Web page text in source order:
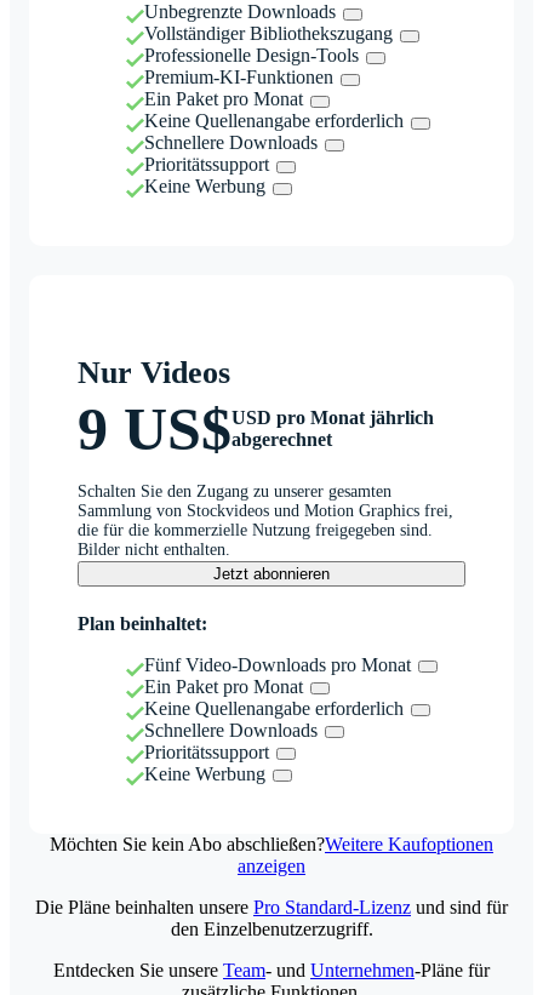
Unbegrenzte Downloads
Vollständiger Bibliothekszugang
Professionelle Design-Tools
Premium-KI-Funktionen
Ein Paket pro Monat
Keine Quellenangabe erforderlich
Schnellere Downloads
Prioritätssupport
Keine Werbung
Nur Videos
9 US$USD pro Monat jährlich
abgerechnet
Schalten Sie den Zugang zu unserer gesamten
Sammlung von Stockvideos und Motion Graphics frei,
die für die kommerzielle Nutzung freigegeben sind.
Bilder nicht enthalten.
Jetzt abonnieren
Plan beinhaltet:
Fünf Video-Downloads pro Monat
Ein Paket pro Monat
Keine Quellenangabe erforderlich
Schnellere Downloads
Prioritätssupport
Keine Werbung
Möchten Sie kein Abo abschließen?Weitere Kaufoptionen
anzeigen
Die Pläne beinhalten unsere Pro Standard-Lizenz und sind für
den Einzelbenutzerzugriff.
Entdecken Sie unsere Team- und Unternehmen-Pläne für